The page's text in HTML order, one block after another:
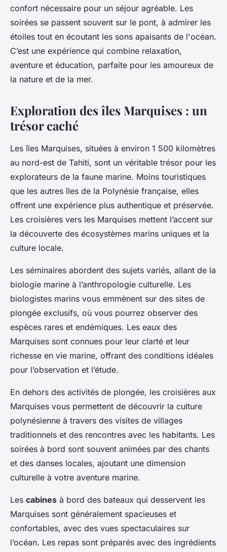
confort nécessaire pour un séjour agréable. Les
soirées se passent souvent sur le pont, à admirer les
étoiles tout en écoutant les sons apaisants de l'océan.
C’est une expérience qui combine relaxation,
aventure et éducation, parfaite pour les amoureux de
la nature et de la mer.
Exploration des îles Marquises : un
trésor caché
Les îles Marquises, situées à environ 1 500 kilomètres
au nord-est de Tahiti, sont un véritable trésor pour les
explorateurs de la faune marine. Moins touristiques
que les autres îles de la Polynésie française, elles
offrent une expérience plus authentique et préservée.
Les croisières vers les Marquises mettent l’accent sur
la découverte des écosystèmes marins uniques et la
culture locale.
Les séminaires abordent des sujets variés, allant de la
biologie marine à l’anthropologie culturelle. Les
biologistes marins vous emmènent sur des sites de
plongée exclusifs, où vous pourrez observer des
espèces rares et endémiques. Les eaux des
Marquises sont connues pour leur clarté et leur
richesse en vie marine, offrant des conditions idéales
pour l’observation et l’étude.
En dehors des activités de plongée, les croisières aux
Marquises vous permettent de découvrir la culture
polynésienne à travers des visites de villages
traditionnels et des rencontres avec les habitants. Les
soirées à bord sont souvent animées par des chants
et des danses locales, ajoutant une dimension
culturelle à votre aventure marine.
Les cabines à bord des bateaux qui desservent les
Marquises sont généralement spacieuses et
confortables, avec des vues spectaculaires sur
l’océan. Les repas sont préparés avec des ingrédients